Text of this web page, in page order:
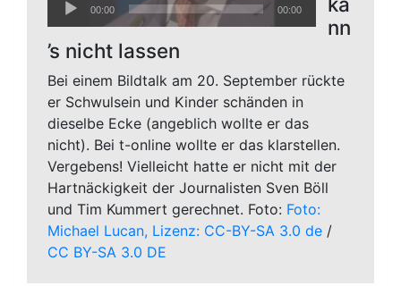
Player
00:00 00:00
nn
’s nicht lassen
Bei einem Bildtalk am 20. September rückte
er Schwulsein und Kinder schänden in
dieselbe Ecke (angeblich wollte er das
nicht). Bei t-online wollte er das klarstellen.
Vergebens! Vielleicht hatte er nicht mit der
Hartnäckigkeit der Journalisten Sven Böll
und Tim Kummert gerechnet. Foto: Foto:
Michael Lucan, Lizenz: CC-BY-SA 3.0 de /
CC BY-SA 3.0 DE